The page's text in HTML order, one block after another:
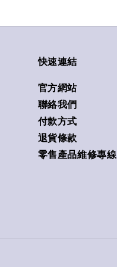
快速連結
官方網站
聯絡我們
付款方式
退貨條款
零售產品維修專線